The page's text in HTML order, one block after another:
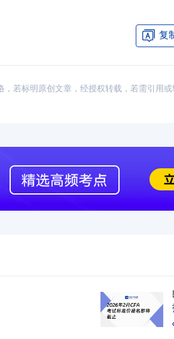
复
若标明原创文章，经授权转载，若需引用
2023-
2023-